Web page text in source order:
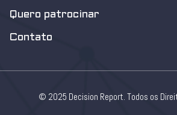
Quero patrocinar
Contato
© 2025 Decision Report. Todos os